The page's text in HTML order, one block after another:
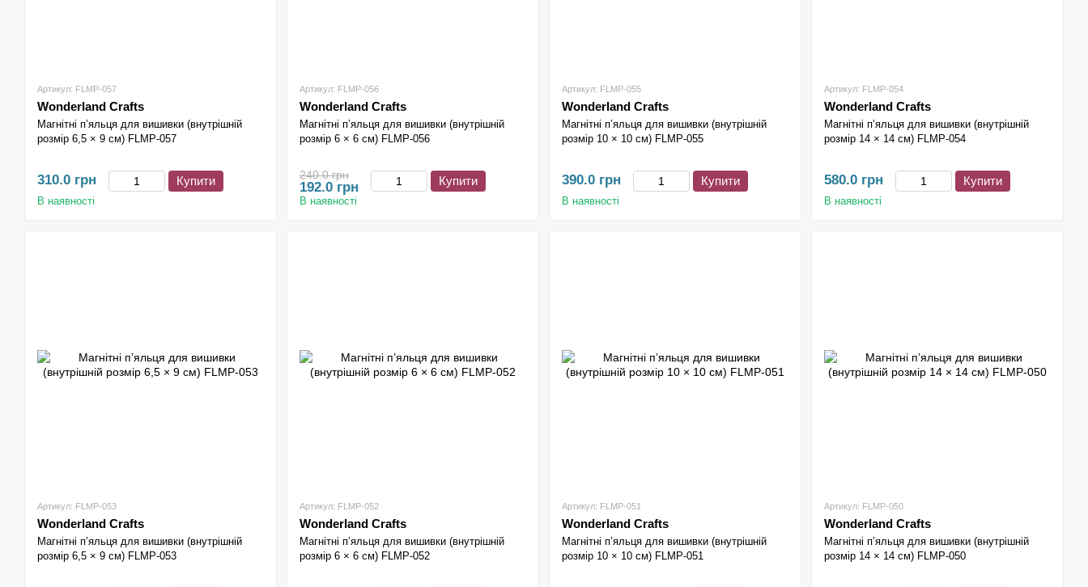
Артикул: FLMP-057
Wonderland Crafts
Магнітні п’яльця для вишивки (внутрішній
розмір 6,5 × 9 см) FLMP-057
310.0 грн Купити
В наявності
Артикул: FLMP-056
Wonderland Crafts
Магнітні п’яльця для вишивки (внутрішній
розмір 6 × 6 см) FLMP-056
240.0 грн
192.0 грн Купити
В наявності
Артикул: FLMP-055
Wonderland Crafts
Магнітні п’яльця для вишивки (внутрішній
розмір 10 × 10 см) FLMP-055
390.0 грн Купити
В наявності
Артикул: FLMP-054
Wonderland Crafts
Магнітні п’яльця для вишивки (внутрішній
розмір 14 × 14 см) FLMP-054
580.0 грн Купити
В наявності
Артикул: FLMP-053
Wonderland Crafts
Магнітні п’яльця для вишивки (внутрішній
розмір 6,5 × 9 см) FLMP-053
Артикул: FLMP-052
Wonderland Crafts
Магнітні п’яльця для вишивки (внутрішній
розмір 6 × 6 см) FLMP-052
Артикул: FLMP-051
Wonderland Crafts
Магнітні п’яльця для вишивки (внутрішній
розмір 10 × 10 см) FLMP-051
Артикул: FLMP-050
Wonderland Crafts
Магнітні п’яльця для вишивки (внутрішній
розмір 14 × 14 см) FLMP-050